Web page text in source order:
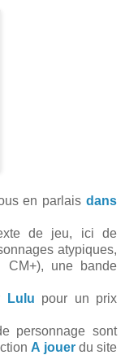
en parlaisdans
de jeu, ici de
atypiques,
CM+), une bande
Lulu pour un prix
personnage sont
A jouerdu site